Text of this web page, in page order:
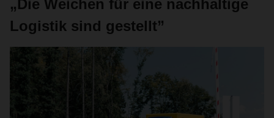
„Die Weichen für eine nachhaltige
Logistik sind gestellt”